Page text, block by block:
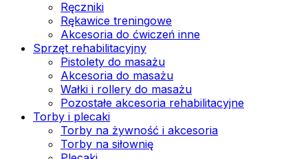
Ręczniki
Rękawice treningowe
Akcesoria do ćwiczeń inne
Sprzęt rehabilitacyjny
Pistolety do masażu
Akcesoria do masażu
Wałki i rollery do masażu
Pozostałe akcesoria rehabilitacyjne
Torby i plecaki
Torby na żywność i akcesoria
Torby na siłownię